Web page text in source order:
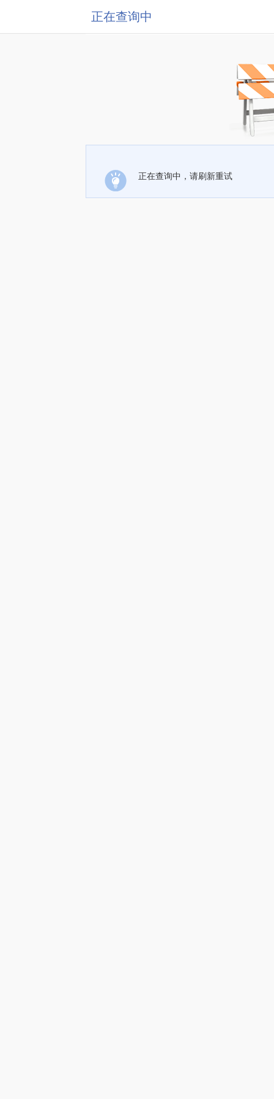
正在查询中
正在查询中，请刷新重试